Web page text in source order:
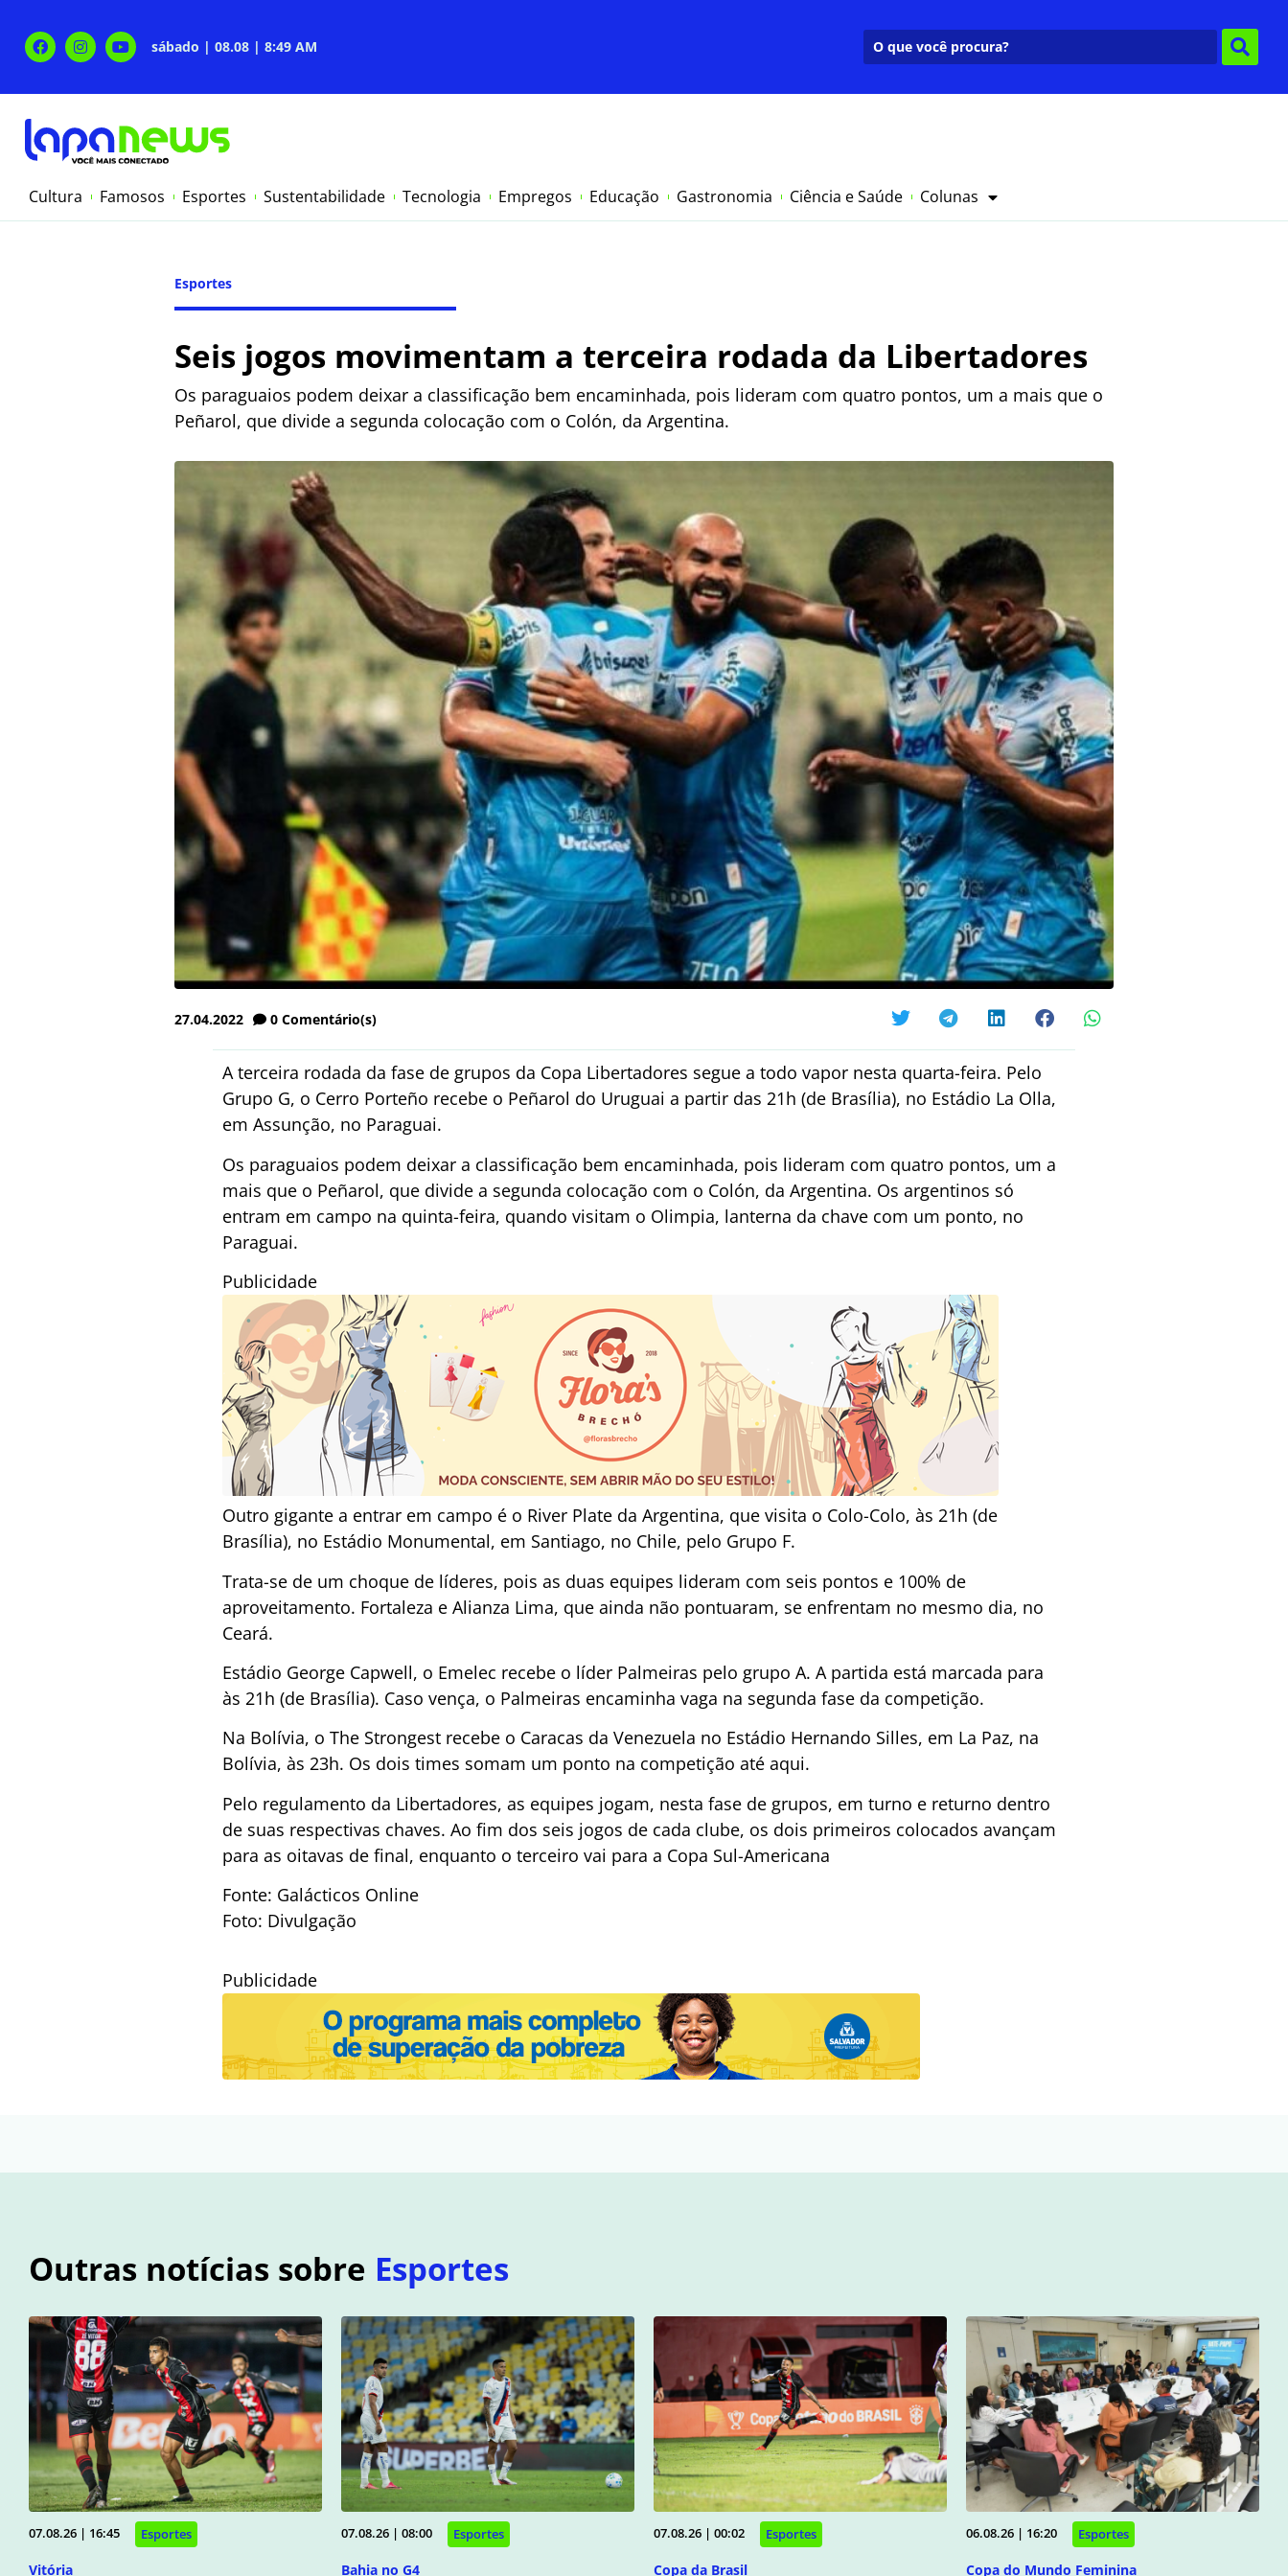
sábado | 08.08 | 8:49 AM
Cultura Famosos Esportes Sustentabilidade Tecnologia Empregos Educação Gastronomia Ciência e Saúde Colunas
Esportes
Seis jogos movimentam a terceira rodada da Libertadores
Os paraguaios podem deixar a classificação bem encaminhada, pois lideram com quatro pontos, um a mais que o
Peñarol, que divide a segunda colocação com o Colón, da Argentina.
27.04.2022 0 Comentário(s)
A terceira rodada da fase de grupos da Copa Libertadores segue a todo vapor nesta quarta-feira. Pelo
Grupo G, o Cerro Porteño recebe o Peñarol do Uruguai a partir das 21h (de Brasília), no Estádio La Olla,
em Assunção, no Paraguai.
Os paraguaios podem deixar a classificação bem encaminhada, pois lideram com quatro pontos, um a
mais que o Peñarol, que divide a segunda colocação com o Colón, da Argentina. Os argentinos só
entram em campo na quinta-feira, quando visitam o Olimpia, lanterna da chave com um ponto, no
Paraguai.
Publicidade
Outro gigante a entrar em campo é o River Plate da Argentina, que visita o Colo-Colo, às 21h (de
Brasília), no Estádio Monumental, em Santiago, no Chile, pelo Grupo F.
Trata-se de um choque de líderes, pois as duas equipes lideram com seis pontos e 100% de
aproveitamento. Fortaleza e Alianza Lima, que ainda não pontuaram, se enfrentam no mesmo dia, no
Ceará.
Estádio George Capwell, o Emelec recebe o líder Palmeiras pelo grupo A. A partida está marcada para
às 21h (de Brasília). Caso vença, o Palmeiras encaminha vaga na segunda fase da competição.
Na Bolívia, o The Strongest recebe o Caracas da Venezuela no Estádio Hernando Silles, em La Paz, na
Bolívia, às 23h. Os dois times somam um ponto na competição até aqui.
Pelo regulamento da Libertadores, as equipes jogam, nesta fase de grupos, em turno e returno dentro
de suas respectivas chaves. Ao fim dos seis jogos de cada clube, os dois primeiros colocados avançam
para as oitavas de final, enquanto o terceiro vai para a Copa Sul-Americana
Fonte: Galácticos Online
Foto: Divulgação
Publicidade
Outras notícias sobre Esportes
07.08.26 | 16:45 Esportes
Vitória
07.08.26 | 08:00 Esportes
Bahia no G4
07.08.26 | 00:02 Esportes
Copa da Brasil
06.08.26 | 16:20 Esportes
Copa do Mundo Feminina